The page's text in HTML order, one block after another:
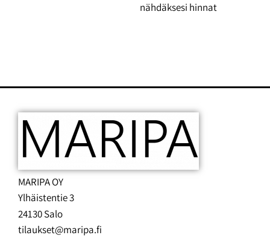
nähdäksesi hinnat
MARIPA OY
Ylhäistentie 3
24130 Salo
tilaukset@maripa.fi